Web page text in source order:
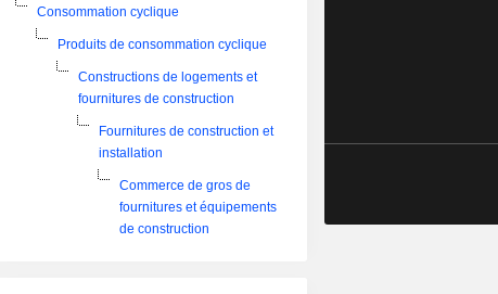
Consommation cyclique
Produits de consommation cyclique
Constructions de logements et
fournitures de construction
Fournitures de construction et
installation
Commerce de gros de
fournitures et équipements
de construction